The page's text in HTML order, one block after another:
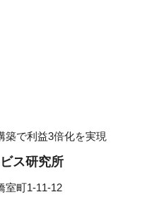
築で利益3倍化を実現
ス研究所
室町1-11-12